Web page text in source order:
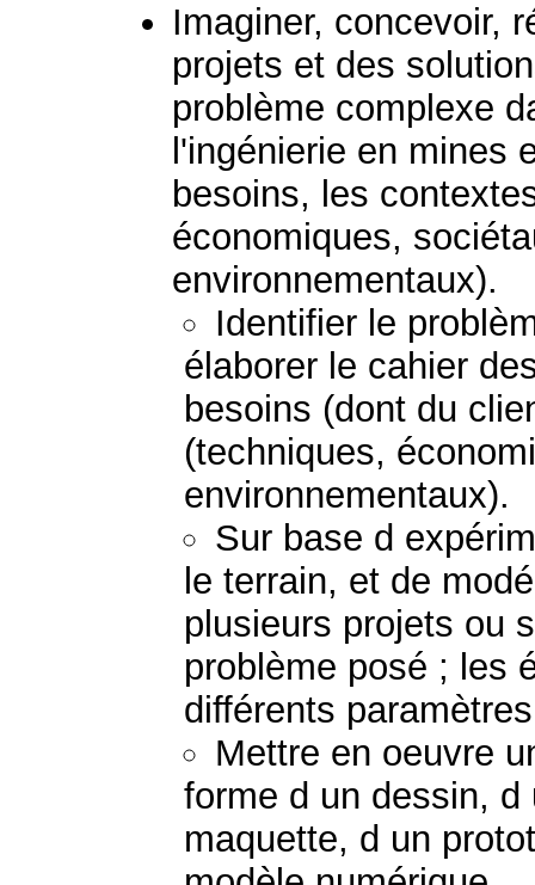
Imaginer, concevoir,
projets et des
problème complexe
l'ingénierie en mines
besoins, les
économiques,
environnementaux).
Identifier le
élaborer le cahier
besoins (dont du
(techniques,
environnementaux).
Sur base d
le terrain, et de
plusieurs projets ou
problème posé ; les
différents
Mettre en oeuvre
forme d un dessin,
maquette, d un